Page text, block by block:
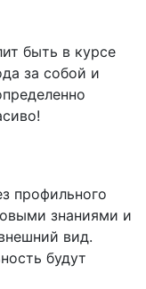
быть в курсе
за собой и
профильного
знаниями и
вид.
будут